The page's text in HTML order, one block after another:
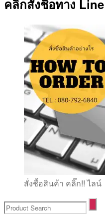
คลิ๊กสั่งชื้อทาง Line
สั่งชื้อสินค้า คลิ๊ก!! ไลน์